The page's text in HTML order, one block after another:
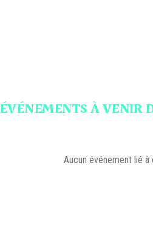
ÉVÉNEMENTS À VENIR
Aucun événement lié